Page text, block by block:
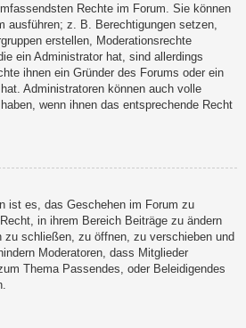
Rechte im Forum. Sie können
ausführen; z. B. Berechtigungen setzen,
erstellen, Moderationsrechte
ein Administrator hat, sind allerdings
ihnen ein Gründer des Forums oder ein
Administratoren können auch volle
wenn ihnen das entsprechende Recht
ist es, das Geschehen im Forum zu
in ihrem Bereich Beiträge zu ändern
zu schließen, zu öffnen, zu verschieben und
Moderatoren, dass Mitglieder
Thema Passendes, oder Beleidigendes